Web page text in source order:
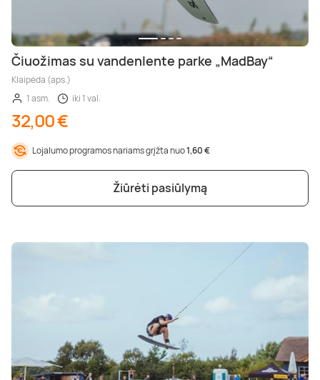
Čiuožimas su vandenlente parke „MadBay“
Klaipėda (aps.)
1 asm.
iki 1 val.
32,00 €
Lojalumo programos nariams grįžta nuo1,60 €
Žiūrėti pasiūlymą